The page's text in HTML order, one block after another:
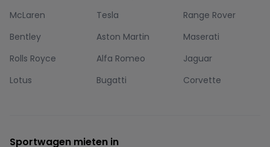
McLaren
Tesla
Range Rover
Bentley
Aston Martin
Maserati
Rolls Royce
Alfa Romeo
Jaguar
Lotus
Bugatti Corvette
Sportwagen mieten in